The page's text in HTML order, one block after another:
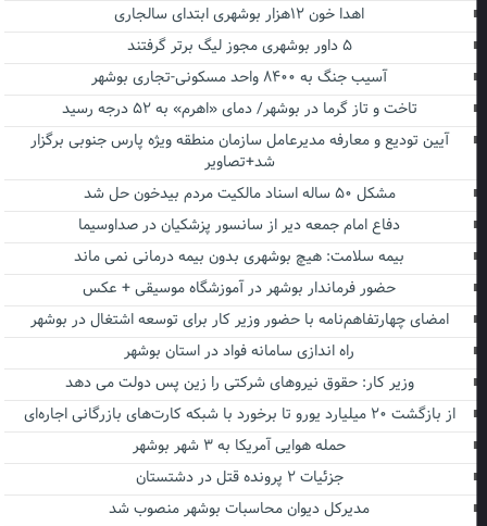
اهدا خون ۱۲هزار بوشهری ابتدای سالجاری
آسیب جنگ به ۸۴۰۰ واحد مسکونی-تجاری بوشهر
تاخت و تاز گرما در بوشهر/ دمای «اهرم» به ۵۲ درجه رسید
آیین تودیع و معارفه مدیرعامل سازمان منطقه ویژه پارس جنوبی برگزار
شد+تصاویر
مشکل ۵۰ ساله اسناد مالکیت مردم بیدخون حل شد
دفاع امام جمعه دیر از سانسور پزشکیان در صداوسیما
بیمه سلامت: هیچ بوشهری بدون بیمه درمانی نمی ماند
حضور فرماندار بوشهر در آموزشگاه موسیقی + عکس
امضای چهارتفاهم‌نامه با حضور وزیر کار برای توسعه اشتغال در بوشهر
راه اندازی سامانه فواد در استان بوشهر
وزیر کار: حقوق نیروهای شرکتی را زین پس دولت می دهد
از بازگشت ۲۰ میلیارد یورو تا برخورد با شبکه کارت‌های بازرگانی اجاره‌ای
حمله هوایی آمریکا به ۳ شهر بوشهر
جزئیات ۲ پرونده قتل در دشتستان
مدیرکل دیوان محاسبات بوشهر منصوب شد